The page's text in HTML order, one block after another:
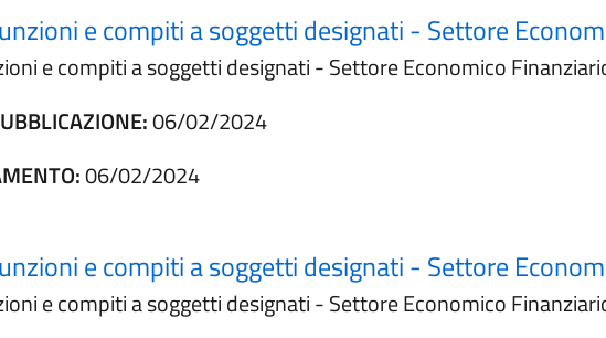
e compiti a soggetti designati - Settore
e compiti a soggetti designati - Settore Economico
06/02/2024
06/02/2024
e compiti a soggetti designati - Settore
e compiti a soggetti designati - Settore Economico